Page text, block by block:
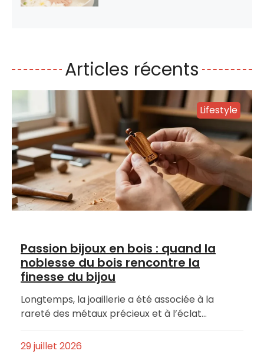
Articles récents
Lifestyle
Passion bijoux en bois : quand la
noblesse du bois rencontre la
finesse du bijou
Longtemps, la joaillerie a été associée à la
rareté des métaux précieux et à l’éclat…
29 juillet 2026